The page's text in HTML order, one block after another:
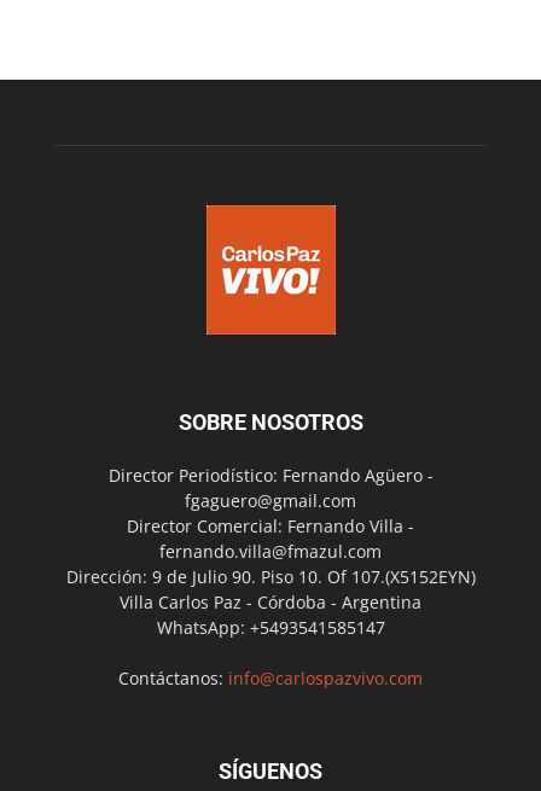
SOBRE NOSOTROS
Director Periodístico: Fernando Agüero -
fgaguero@gmail.com
Director Comercial: Fernando Villa -
fernando.villa@fmazul.com
Dirección: 9 de Julio 90. Piso 10. Of 107.(X5152EYN)
Villa Carlos Paz - Córdoba - Argentina
WhatsApp: +5493541585147
Contáctanos: info@carlospazvivo.com
SÍGUENOS